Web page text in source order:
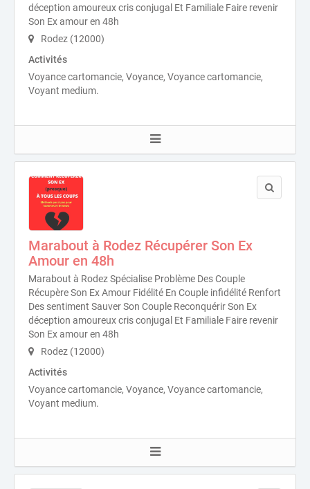
déception amoureux cris conjugal Et Familiale Faire revenir
Son Ex amour en 48h
Rodez (12000)
Activités
Voyance cartomancie, Voyance, Voyance cartomancie,
Voyant medium.
Marabout à Rodez Récupérer Son Ex
Amour en 48h
Marabout à Rodez Spécialise Problème Des Couple
Récupère Son Ex Amour Fidélité En Couple infidélité Renfort
Des sentiment Sauver Son Couple Reconquérir Son Ex
déception amoureux cris conjugal Et Familiale Faire revenir
Son Ex amour en 48h
Rodez (12000)
Activités
Voyance cartomancie, Voyance, Voyance cartomancie,
Voyant medium.